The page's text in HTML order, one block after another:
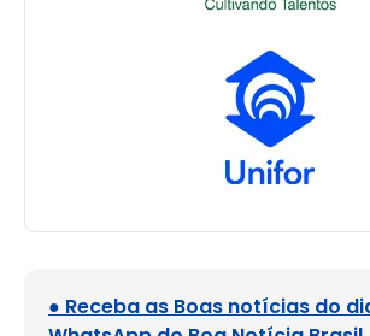
● Receba as Boas notícias do